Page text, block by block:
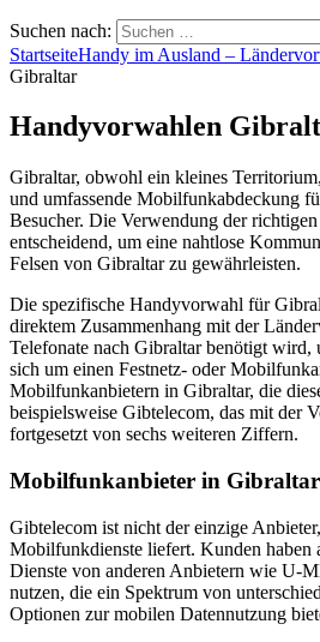
Suchen nach:
StartseiteHandy im Ausland –
Gibraltar
Handyvorwahlen
Gibraltar, obwohl ein kleines
und umfassende Mobilfunkabdeckung
Besucher. Die Verwendung der richtigen
entscheidend, um eine nahtlose
Felsen von Gibraltar zu gewährleisten.
Die spezifische Handyvorwahl für
direktem Zusammenhang mit der
Telefonate nach Gibraltar benötigt wird,
sich um einen Festnetz- oder
Mobilfunkanbietern in Gibraltar, die
beispielsweise Gibtelecom, das mit der
fortgesetzt von sechs weiteren Ziffern.
Mobilfunkanbieter in Gibraltar
Gibtelecom ist nicht der einzige
Mobilfunkdienste liefert. Kunden haben
Dienste von anderen Anbietern wie U-
nutzen, die ein Spektrum von
Optionen zur mobilen Datennutzung